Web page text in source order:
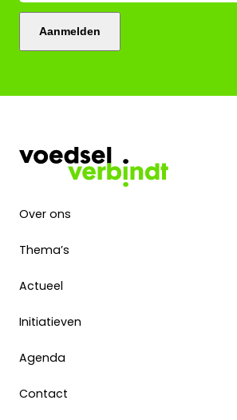
Aanmelden
Over ons
Thema’s
Actueel
Initiatieven
Agenda
Contact